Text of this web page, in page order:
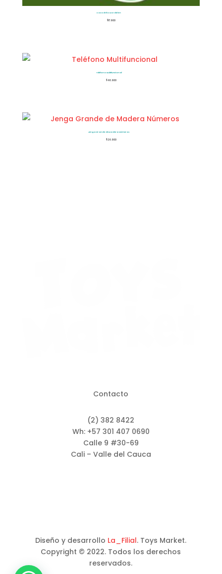
Cocodrilo Mordelón
$17.900
Teléfono Multifuncional
$46.900
Jenga Grande de Madera Números
$26.900
Contacto
(2) 382 8422
Wh: +57 301 407 0690
Calle 9 #30-69
Cali – Valle del Cauca
Diseño y desarrollo La_Filial. Toys Market.
Copyright © 2022. Todos los derechos
reservados.